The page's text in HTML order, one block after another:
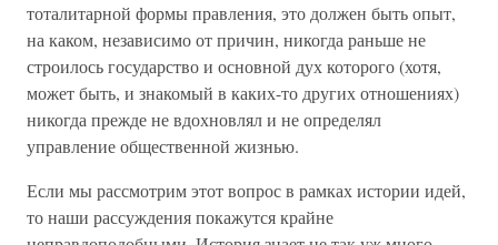
тоталитарной формы правления, это должен быть опыт,
на каком, независимо от причин, никогда раньше не
строилось государство и основной дух которого (хотя,
может быть, и знакомый в каких-то других отношениях)
никогда прежде не вдохновлял и не определял
управление общественной жизнью.
Если мы рассмотрим этот вопрос в рамках истории идей,
то наши рассуждения покажутся крайне